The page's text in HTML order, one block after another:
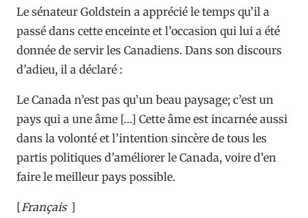
Le sénateur Goldstein a apprécié le temps qu’il a
passé dans cette enceinte et l’occasion qui lui a été
donnée de servir les Canadiens. Dans son discours
d’adieu, il a déclaré :
Le Canada n’est pas qu’un beau paysage; c’est un
pays qui a une âme […] Cette âme est incarnée aussi
dans la volonté et l’intention sincère de tous les
partis politiques d’améliorer le Canada, voire d’en
faire le meilleur pays possible.
[Français ]